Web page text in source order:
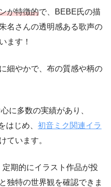
が特徴的で、BEBE氏の描
名さんの透明感ある歌声の
ます！
細やかで、布の質感や柄の
に多数の実績があり、
はじめ、 初音ミク関連イラ
ています。
定期的にイラスト作品が投
独特の世界観を確認できま